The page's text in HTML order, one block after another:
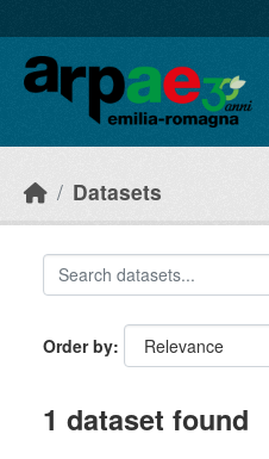
Datasets
Order by
1 dataset found